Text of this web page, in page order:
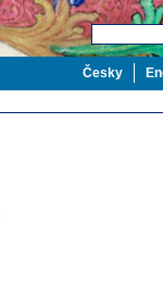
Česky